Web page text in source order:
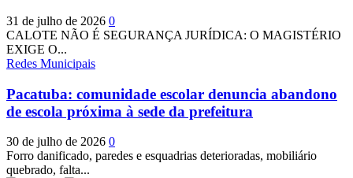
31 de julho de 2026 0
CALOTE NÃO É SEGURANÇA JURÍDICA: O MAGISTÉRIO
EXIGE O...
Redes Municipais
Pacatuba: comunidade escolar denuncia abandono
de escola próxima à sede da prefeitura
30 de julho de 2026 0
Forro danificado, paredes e esquadrias deterioradas, mobiliário
quebrado, falta...